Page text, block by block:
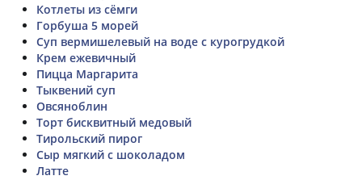
Котлеты из сёмги
Горбуша 5 морей
Суп вермишелевый на воде с курогрудкой
Крем ежевичный
Пицца Маргарита
Тыквений суп
Овсяноблин
Торт бисквитный медовый
Тирольский пирог
Сыр мягкий с шоколадом
Латте